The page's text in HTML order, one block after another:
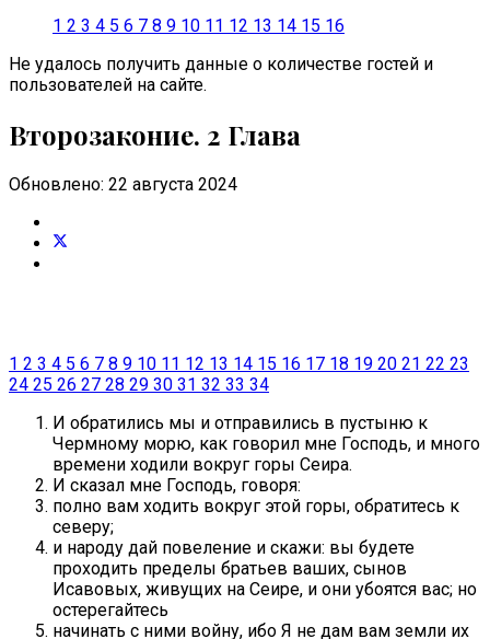
1 2 3 4 5 6 7 8 9 10 11 12 13 14 15 16
Не удалось получить данные о количестве гостей и
пользователей на сайте.
Второзаконие. 2 Глава
Обновлено: 22 августа 2024
1 2 3 4 5 6 7 8 9 10 11 12 13 14 15 16 17 18 19 20 21 22 23
24 25 26 27 28 29 30 31 32 33 34
И обратились мы и отправились в пустыню к
Чермному морю, как говорил мне Господь, и много
времени ходили вокруг горы Сеира.
И сказал мне Господь, говоря:
полно вам ходить вокруг этой горы, обратитесь к
северу;
и народу дай повеление и скажи: вы будете
проходить пределы братьев ваших, сынов
Исавовых, живущих на Сеире, и они убоятся вас; но
остерегайтесь
начинать с ними войну, ибо Я не дам вам земли их